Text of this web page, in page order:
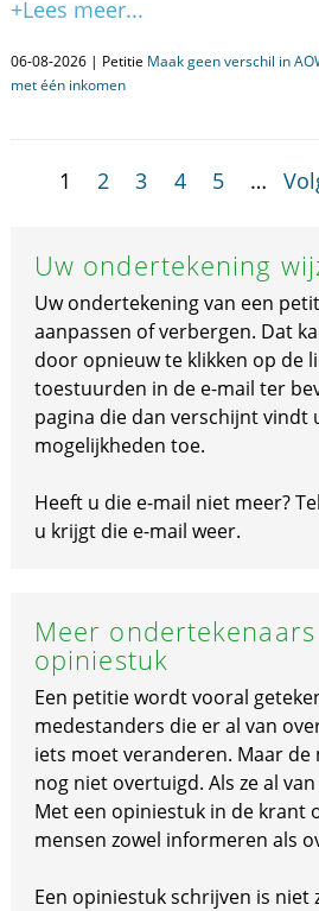
+Lees meer...
06-08-2026 | Petitie Maak geen verschil in
met één inkomen
1 2 3 4 5 …
Uw ondertekening
Uw ondertekening van een
aanpassen of verbergen. Dat
door opnieuw te klikken op de
toestuurden in de e-mail ter
pagina die dan verschijnt vindt
mogelijkheden toe.
Heeft u die e-mail niet meer?
u krijgt die e-mail weer.
Meer
opiniestuk
Een petitie wordt vooral
medestanders die er al van
iets moet veranderen. Maar de
nog niet overtuigd. Als ze al
Met een opiniestuk in de krant
mensen zowel informeren als
Een opiniestuk schrijven is niet